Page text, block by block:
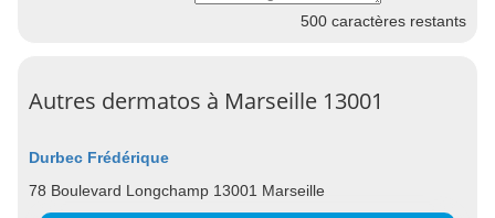
500 caractères restants
Autres dermatos à Marseille 13001
Durbec Frédérique
78 Boulevard Longchamp 13001 Marseille